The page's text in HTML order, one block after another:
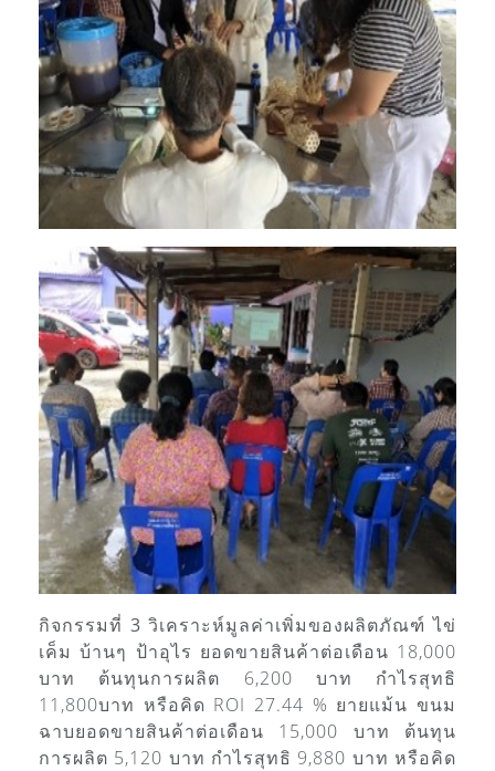
กิจกรรมที่ 3 วิเคราะห์มูลค่าเพิ่มของผลิตภัณฑ์ไข่
เค็ม บ้านๆ ป้าอุไร ยอดขายสินค้าต่อเดือน 18,000
บาท ต้นทุนการผลิต 6,200 บาท กำไรสุทธิ
11,800บาท หรือคิด ROI 27.44 % ยายแม้น ขนม
ฉาบยอดขายสินค้าต่อเดือน 15,000 บาท ต้นทุน
การผลิต 5,120 บาท กำไรสุทธิ 9,880 บาท หรือคิด